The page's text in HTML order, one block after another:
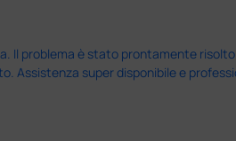
problema è stato prontamente
Assistenza super disponibile e